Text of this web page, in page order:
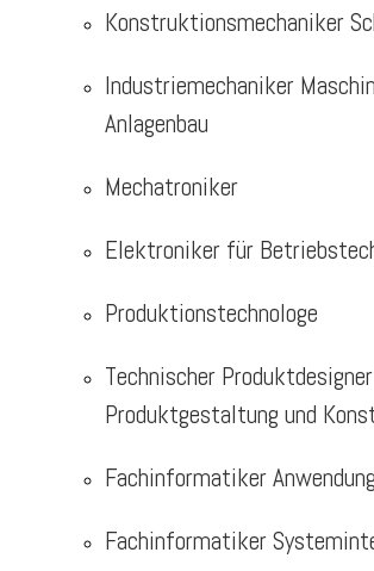
Konstruktionsmechaniker
Industriemechaniker
Anlagenbau
Mechatroniker
Elektroniker für
Produktionstechnologe
Technischer
Produktgestaltung und
Fachinformatiker
Fachinformatiker